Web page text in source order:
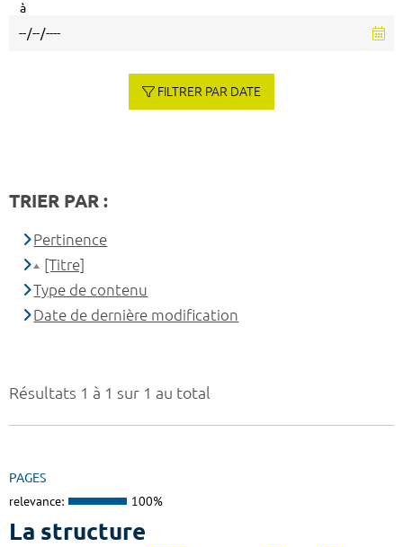
Résultats 1 à 1 sur 1 au total
PAGES
relevance: 100%
La structure
à
FILTRER PAR DATE
TRIER PAR :
Pertinence
[Titre]
Type de contenu
Date de dernière modification